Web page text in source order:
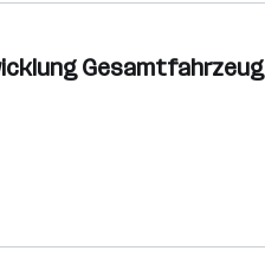
Gesamtfahrzeug